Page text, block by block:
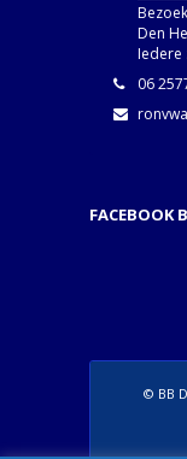
Den
Iedere
06
FACEBOOK
© BB